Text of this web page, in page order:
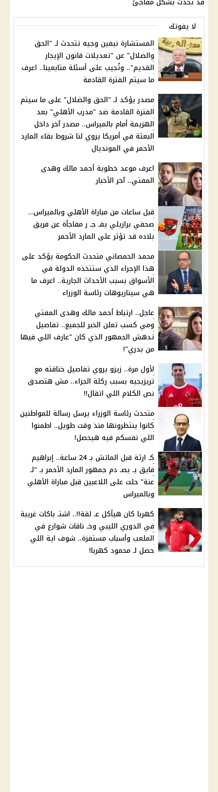
لا يفوتك
المستشارة نيفين وجيه تتحدث لـ "الحق
والضلال" عن "تعديلات قانون الإيجار
القديم".. وتُجيب على أسئلة متابعينا.. اعرف
ما سيتم الفترة القادمة
مصدر يؤكد لـ "الحق والضلال" على ما سيتم
الفترة القادمة ضد "مدرب الأهلي" بعد
الهزيمة أمام بالميراس.. مصدر آخر داخل
البعثة في أمريكا يروي لنا شروط بقاء المارد
الأحمر في المونديال
اعرف موعد خطوبة أحمد مالك وهدى
المفتي.. آخر الأخبار
قبل ساعات من مباراة الأهلي وبالميراس…
صحفي برازيلي يفـ جـ ر مفاجأة عن فريق
بلاده قد تؤثر على المارد الأحمر
محمد الحمصاني متحدث الحكومة يؤكد على
هذا الإجراء الذي ستتخذه الدولة في
الأسواق بسبب الأحداث الجارية.. اعرف ما
هي سيناريوهات رئاسة الوزراء
عاجل.. ارتباط أحمد مالك وهدى المفتي
ومي كسب تعلن الخبر للجميع.. تفاصيل
تدهش الجمهور الذي كان "عارف اللي فيها
من بدري"!
لأول مرة.. زيزو يروي تفاصيل خناقته مع
تريزيجيه بسبب ركلة الجزاء.. مش هتصدق
نص الكلام اللي اتقال!!
متحدث رئاسة الوزراء يرسل رسالة للمواطنين
كانوا ينتظرونها منذ وقت طويل.. اطمنوا
اللي نفسكم فيه هيحصل!
كـ ارثة قبل الماتش بـ 24 ساعة.. إبراهيم
فايق يـ يصـ دم جمهور المارد الأحمر بـ "لـ
عنة" حلت على اللاعبين قبل مباراة الأهلي
وبالميراس
كهربا كان هيأكل عـ لقة!!.. اشتـ باكات غريبة
في الدوري الليبي وخـ ناقات شوارع في
الملعب وأسباب مستفزة.. شوف اية اللي
حصل لـ محمود كهربا!